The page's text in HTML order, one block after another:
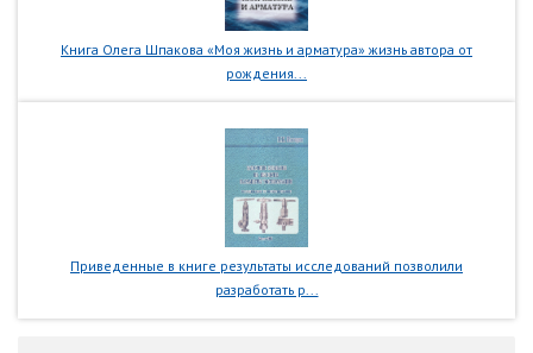
Книга Олега Шпакова «Моя жизнь и арматура» жизнь автора от
рождения...
Приведенные в книге результаты исследований позволили
разработать р...